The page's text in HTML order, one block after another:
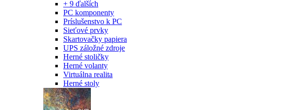
+ 9 ďalších
PC komponenty
Príslušenstvo k PC
Sieťové prvky
Skartovačky papiera
UPS záložné zdroje
Herné stoličky
Herné volanty
Virtuálna realita
Herné stoly